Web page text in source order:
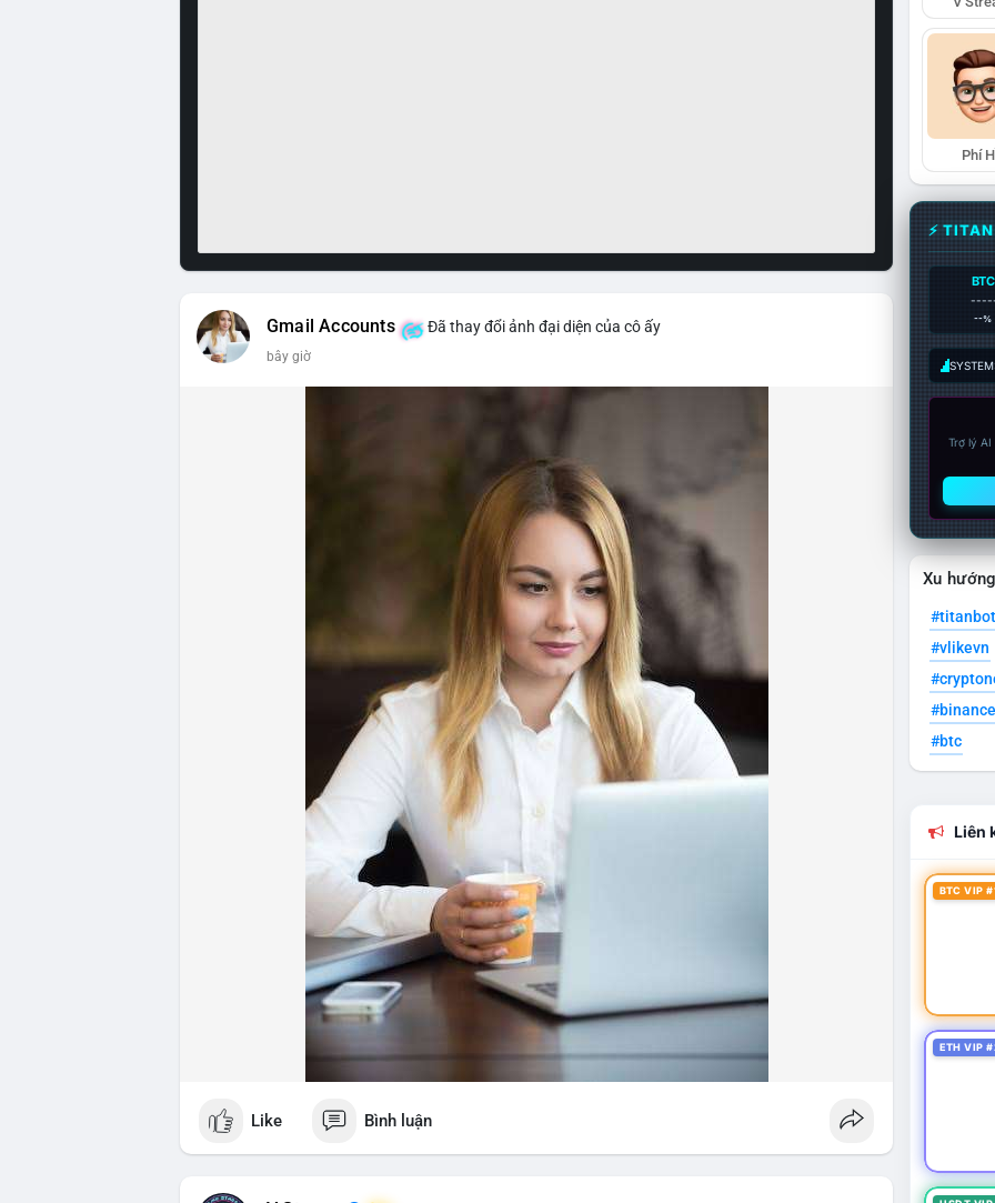
Gmail Accounts Đã thay đổi ảnh đại diện của cô ấy
bây giờ
Like Bình luận
Phí
⚡
BTC
--%
Trợ lý
Xu
#titanbot
#vlikevn
#btc
Liên
BTC VIP
ETH VIP